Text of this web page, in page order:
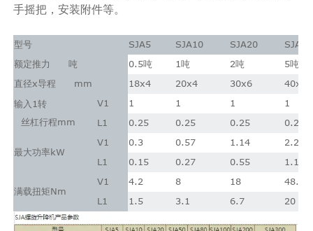
手摇把，安装附件等。
型号 SJA5 SJA10 SJA20 SJA50
额定推力 吨 0.5吨 1 吨 2吨 5吨
直径x导程 mm 18x4 20x4 30x6 40x7
输入 1 转
丝杠行程mm
V1 1 1 1
1
L1
0.25 0.25 0.25 0.25
最大功率kW
V1 0.3 0.57 1.14
2.2
L1
0.15 0.27 0.55 1.1
满载扭矩Nm
V1 4.2 8 18
48.5
L1
1.5 3.1 6.7 20